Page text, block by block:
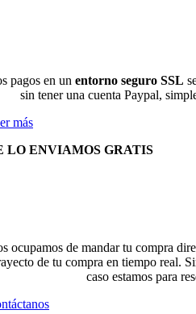
pagos en un entorno seguro SSL
sin tener una cuenta Paypal,
más
LO ENVIAMOS GRATIS
ocupamos de mandar tu compra
de tu compra en tiempo real.
caso estamos para